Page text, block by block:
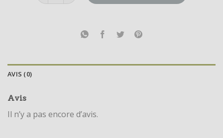
AVIS (0)
Avis
Il n’y a pas encore d’avis.